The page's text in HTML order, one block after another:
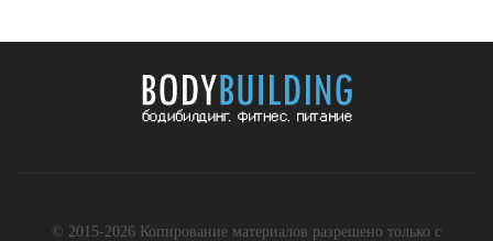
© 2015-2026 Копирование материалов разрешено только с